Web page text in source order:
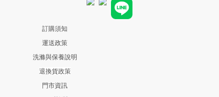
訂購須知
運送政策
洗滌與保養說明
退換貨政策
門市資訊